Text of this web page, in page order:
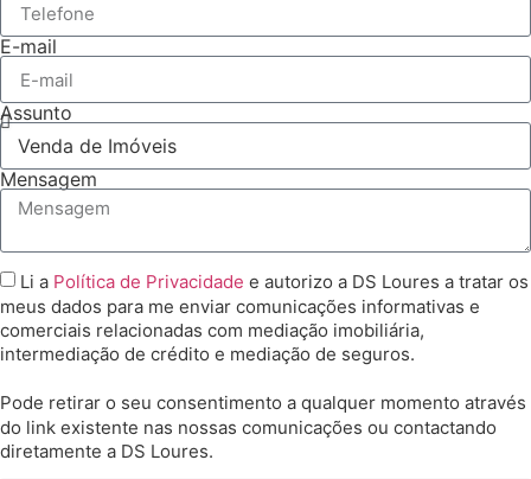
E-mail
Assunto
Mensagem
Li a Política de Privacidade e autorizo a DS Loures a tratar os
meus dados para me enviar comunicações informativas e
comerciais relacionadas com mediação imobiliária,
intermediação de crédito e mediação de seguros.
Pode retirar o seu consentimento a qualquer momento através
do link existente nas nossas comunicações ou contactando
diretamente a DS Loures.